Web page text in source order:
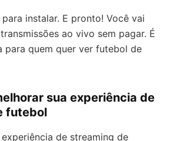
instalar. E pronto! Você vai
ao vivo sem pagar. É
para quem quer ver futebol de
sua experiência de
futebol
de streaming de